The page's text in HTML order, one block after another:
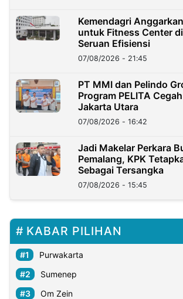
Kemendagri
untuk Fitness Center
Seruan Efisiensi
07/08/2026 - 21:45
PT MMI dan Pelindo
Program PELITA
Jakarta Utara
07/08/2026 - 16:42
Jadi Makelar Perkara
Pemalang, KPK
Sebagai Tersangka
07/08/2026 - 15:45
KABAR PILIHAN
Purwakarta
Sumenep
Om Zein